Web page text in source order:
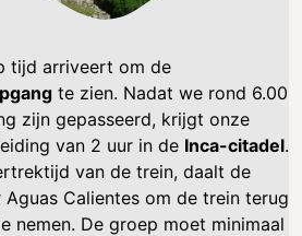
tijd arriveert om de
te zien. Nadat we rond 6.00
zijn gepasseerd, krijgt onze
van 2 uur in de Inca-citadel.
van de trein, daalt de
Calientes om de trein terug
nemen. De groep moet minimaal